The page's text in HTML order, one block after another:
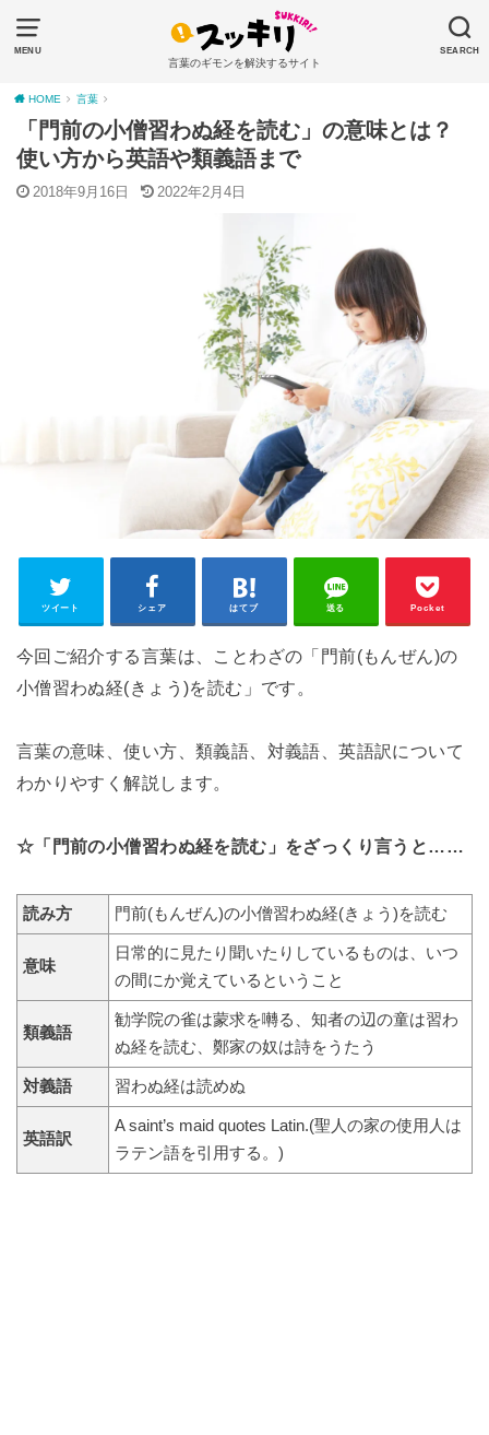
MENU SEARCH
言葉のギモンを解決するサイト
HOME 言葉
「門前の小僧習わぬ経を読む」の意味とは？
使い方から英語や類義語まで
2018年9月16日 2022年2月4日
ツイート シェア はてブ 送る Pocket
今回ご紹介する言葉は、ことわざの「門前(もんぜん)の
小僧習わぬ経(きょう)を読む」です。
言葉の意味、使い方、類義語、対義語、英語訳について
わかりやすく解説します。
☆「門前の小僧習わぬ経を読む」をざっくり言うと……
読み方 門前(もんぜん)の小僧習わぬ経(きょう)を読む
意味
日常的に見たり聞いたりしているものは、いつ
の間にか覚えているということ
類義語
勧学院の雀は蒙求を囀る、知者の辺の童は習わ
ぬ経を読む、鄭家の奴は詩をうたう
対義語 習わぬ経は読めぬ
英語訳
A saint’s maid quotes Latin.(聖人の家の使用人は
ラテン語を引用する。)